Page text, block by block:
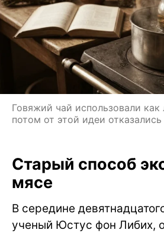
Говяжий чай использовали как
потом от этой идеи отказались
Старый способ
мясе
В середине
ученый Юстус фон Либих,